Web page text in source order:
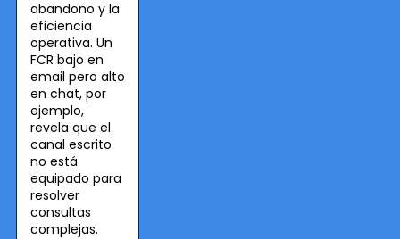
abandono y la
eficiencia
operativa. Un
FCR bajo en
email pero alto
en chat, por
ejemplo,
revela que el
canal escrito
no está
equipado para
resolver
consultas
complejas.